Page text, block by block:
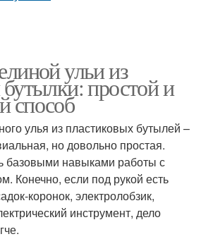
ульи из
простой и
способ
улья из пластиковых бутылей –
но довольно простая.
базовыми навыками работы с
Конечно, если под рукой есть
коронок, электролобзик,
инструмент, дело